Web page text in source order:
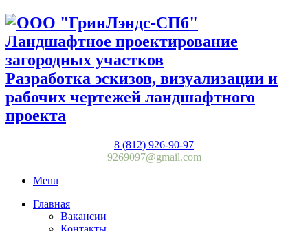
Разработка эскизов, визуализации и
рабочих чертежей ландшафтного
проекта
8 (812) 926-90-97
9269097@gmail.com
Menu
Главная
Вакансии
Контакты